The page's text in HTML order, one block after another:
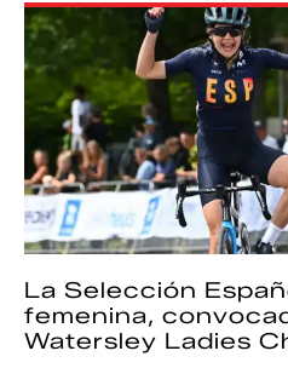
La Selección
femenina,
Watersley Ladies